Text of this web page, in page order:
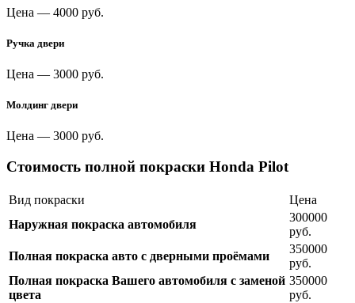
Цена — 4000 руб.
Ручка двери
Цена — 3000 руб.
Молдинг двери
Цена — 3000 руб.
Стоимость полной покраски Honda Pilot
Вид покраски
Цена
Наружная покраска автомобиля
300000
руб.
Полная покраска авто с дверными проёмами
350000
руб.
Полная покраска Вашего автомобиля с заменой
цвета
350000
руб.